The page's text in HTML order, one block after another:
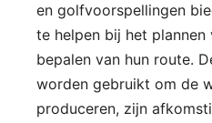
en golfvoorspellingen
te helpen bij het plannen
bepalen van hun route.
worden gebruikt om de
produceren, zijn